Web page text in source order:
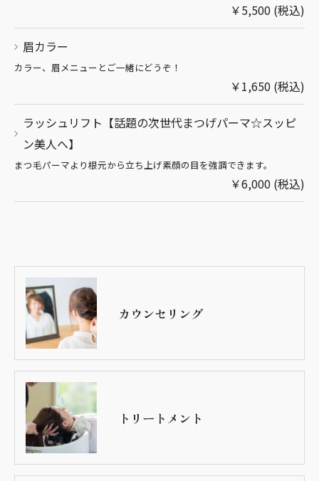
￥5,500 (税込)
眉カラー
カラー、眉メニューとご一緒にどうぞ！
￥1,650 (税込)
ラッシュリフト【話題の次世代まつげパーマ☆スッピ
ン美人へ】
まつ毛パーマより根元から立ち上げ素顔の目を強調できます。
￥6,000 (税込)
カウンセリング
トリートメント